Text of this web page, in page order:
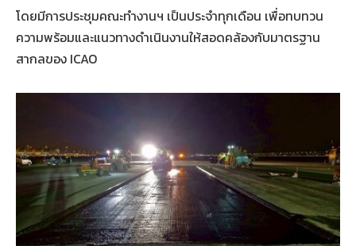
โดยมีการประชุมคณะทำงานฯ เป็นประจำทุกเดือน เพื่อทบทวน
ความพร้อมและแนวทางดำเนินงานให้สอดคล้องกับมาตรฐาน
สากลของ ICAO